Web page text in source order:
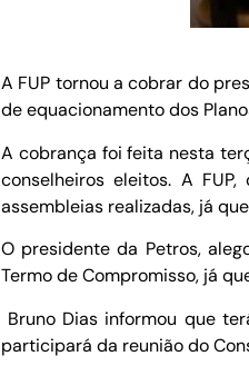
A FUP tornou a cobrar do
de equacionamento dos
A cobrança foi feita nesta
conselheiros eleitos. A
assembleias realizadas, já
O presidente da Petros,
Termo de Compromisso, já
Bruno Dias informou que
participará da reunião do